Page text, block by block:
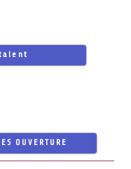
OUVERTURE